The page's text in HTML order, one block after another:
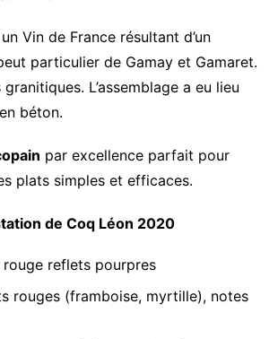
Vin de France résultant d’un
particulier de Gamay et Gamaret.
L’assemblage a eu lieu
béton.
par excellence parfait pour
plats simples et efficaces.
de Coq Léon 2020
rouge reflets pourpres
rouges (framboise, myrtille), notes